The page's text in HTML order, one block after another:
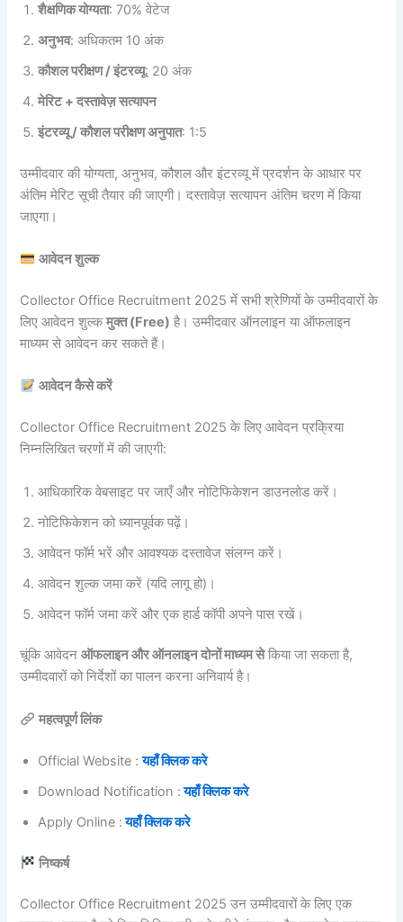
शैक्षणिक योग्यता: 70% वेटेज
अनुभव: अधिकतम 10 अंक
कौशल परीक्षण / इंटरव्यू: 20 अंक
मेरिट + दस्तावेज़ सत्यापन
इंटरव्यू / कौशल परीक्षण अनुपात: 1:5
उम्मीदवार की योग्यता, अनुभव, कौशल और इंटरव्यू में प्रदर्शन के आधार पर
अंतिम मेरिट सूची तैयार की जाएगी। दस्तावेज़ सत्यापन अंतिम चरण में किया
जाएगा।
आवेदन शुल्क
Collector Office Recruitment 2025 में सभी श्रेणियों के उम्मीदवारों के
लिए आवेदन शुल्कमुक्त (Free) है। उम्मीदवार ऑनलाइन या ऑफलाइन
माध्यम से आवेदन कर सकते हैं।
आवेदन कैसे करें
Collector Office Recruitment 2025 के लिए आवेदन प्रक्रिया
निम्नलिखित चरणों में की जाएगी:
आधिकारिक वेबसाइट पर जाएँ और नोटिफिकेशन डाउनलोड करें।
नोटिफिकेशन को ध्यानपूर्वक पढ़ें।
आवेदन फॉर्म भरें और आवश्यक दस्तावेज संलग्न करें।
आवेदन शुल्क जमा करें (यदि लागू हो)।
आवेदन फॉर्म जमा करें और एक हार्ड कॉपी अपने पास रखें।
चूंकि आवेदनऑफलाइन और ऑनलाइन दोनों माध्यम सेकिया जा सकता है,
उम्मीदवारों को निर्देशों का पालन करना अनिवार्य है।
महत्वपूर्ण लिंक
Official Website :यहाँ क्लिक करे
Download Notification : यहाँ क्लिक करे
Apply Online : यहाँ क्लिक करे
निष्कर्ष
Collector Office Recruitment 2025 उन उम्मीदवारों के लिए एक